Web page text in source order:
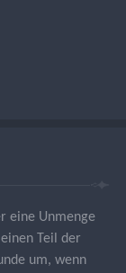
eine Unmenge
Teil der
um, wenn